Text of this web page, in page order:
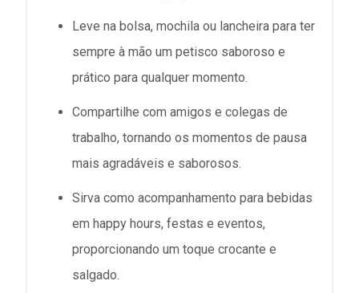
Leve na bolsa, mochila ou lancheira para ter
sempre à mão um petisco saboroso e
prático para qualquer momento.
Compartilhe com amigos e colegas de
trabalho, tornando os momentos de pausa
mais agradáveis e saborosos.
Sirva como acompanhamento para bebidas
em happy hours, festas e eventos,
proporcionando um toque crocante e
salgado.